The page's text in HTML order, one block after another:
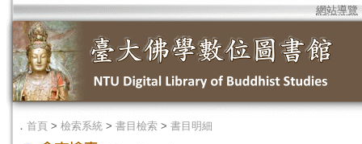
網站導覽
． 首頁 > 檢索系統 > 書目檢索 > 書目明細